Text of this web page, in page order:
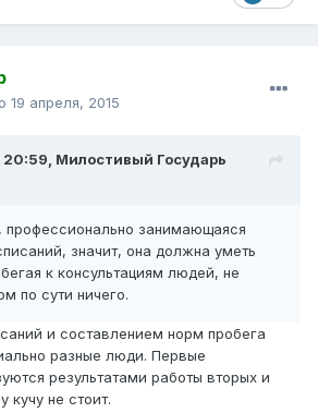
19 апреля, 2015
20:59, Милостивый Государь
профессионально занимающаяся
значит, она должна уметь
к консультациям людей, не
по сути ничего.
и составлением норм пробега
разные люди. Первые
результатами работы вторых и
кучу не стоит.